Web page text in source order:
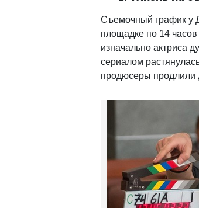
Съемочный график у
площадке по 14
изначально актриса
сериалом
продюсеры продлили